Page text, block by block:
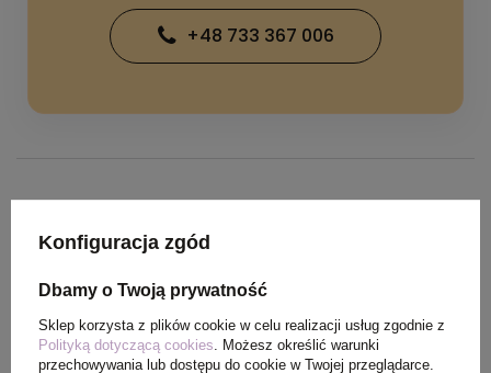
+48 733 367 006
Kolor czarny
Materiał
bawełna, bawełna z
Konfiguracja zgód
Dbamy o Twoją prywatność
Sklep korzysta z plików cookie w celu realizacji usług zgodnie z
Polityką dotyczącą cookies . Możesz określić warunki
przechowywania lub dostępu do cookie w Twojej przeglądarce.